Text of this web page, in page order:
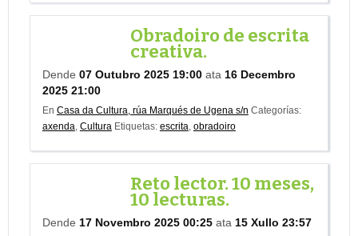
Obradoiro de escrita
creativa.
Dende 07 Outubro 2025 19:00 ata 16 Decembro
2025 21:00
En Casa da Cultura, rúa Marqués de Ugena s/n Categorías:
axenda, Cultura Etiquetas: escrita, obradoiro
Reto lector. 10 meses,
10 lecturas.
Dende 17 Novembro 2025 00:25 ata 15 Xullo 23:57